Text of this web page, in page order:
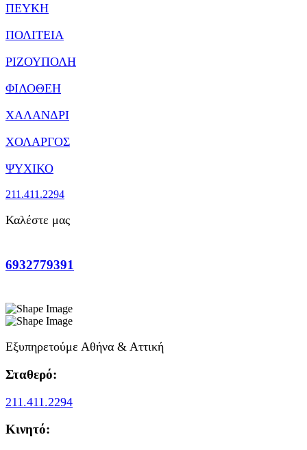
ΠΕΥΚΗ
ΠΟΛΙΤΕΙΑ
ΡΙΖΟΥΠΟΛΗ
ΦΙΛΟΘΕΗ
ΧΑΛΑΝΔΡΙ
ΧΟΛΑΡΓΟΣ
ΨΥΧΙΚΟ
211.411.2294
Καλέστε μας
6932779391
Εξυπηρετούμε Αθήνα & Αττική
Σταθερό:
211.411.2294
Κινητό: